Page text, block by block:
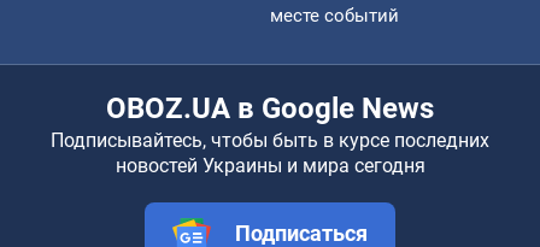
месте событий
OBOZ.UA в Google News
Подписывайтесь, чтобы быть в курсе последних
новостей Украины и мира сегодня
Подписаться